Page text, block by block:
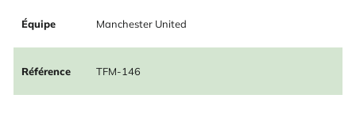
Équipe Manchester United
Référence TFM-146